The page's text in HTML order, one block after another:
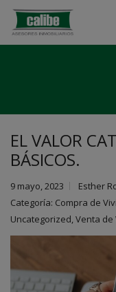
EL VALOR
BÁSICOS.
9 mayo, 2023
Esther
Categoría: Compra de
Uncategorized,Venta de